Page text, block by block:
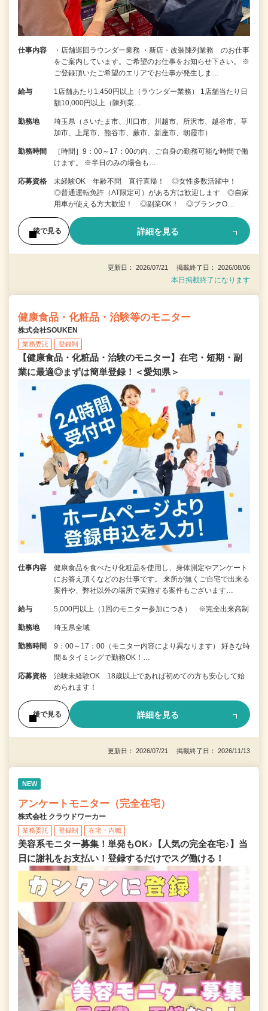
仕事内容
・店舗巡回ラウンダー業務 ・新店・改装陳列業務 のお仕事
をご案内しています。ご希望のお仕事をお知らせ下さい。 ※
ご登録頂いたご希望のエリアでお仕事が発生しま…
給与
1店舗あたり1,450円以上（ラウンダー業務） 1店舗当たり日
額10,000円以上（陳列業…
勤務地
埼玉県（さいたま市、川口市、川越市、所沢市、越谷市、草
加市、上尾市、熊谷市、蕨市、新座市、朝霞市）
勤務時間
［時間］9：00～17：00の内、ご自身の勤務可能な時間で働
けます。 ※半日のみの場合も…
応募資格
未経験OK 年齢不問 直行直帰！ ◎女性多数活躍中！
◎普通運転免許（AT限定可）がある方は歓迎します ◎自家
用車が使える方大歓迎！ ◎副業OK！ ◎ブランクO…
後で見る 詳細を見る
更新日： 2026/07/21 掲載終了日： 2026/08/06
本日掲載終了になります
健康食品・化粧品・治験等のモニター
株式会社SOUKEN
業務委託 登録制
【健康食品・化粧品・治験のモニター】在宅・短期・副
業に最適◎まずは簡単登録！＜愛知県＞
仕事内容
健康食品を食べたり化粧品を使用し、身体測定やアンケート
にお答え頂くなどのお仕事です。 来所が無くご自宅で出来る
案件や、弊社以外の場所で実施する案件もございます…
給与 5,000円以上（1回のモニター参加につき） ※完全出来高制
勤務地 埼玉県全域
勤務時間
9：00～17：00（モニター内容により異なります） 好きな時
間＆タイミングで勤務OK！…
応募資格
治験未経験OK 18歳以上であれば初めての方も安心して始
められます！
後で見る 詳細を見る
更新日： 2026/07/21 掲載終了日： 2026/11/13
NEW
アンケートモニター（完全在宅）
株式会社 クラウドワーカー
業務委託 登録制 在宅・内職
美容系モニター募集！単発もOK♪【人気の完全在宅♪】当
日に謝礼をお支払い！登録するだけでスグ働ける！